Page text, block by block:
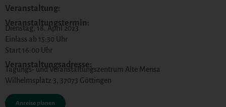
Veranstaltung:
Veranstaltungstermin:
Dienstag, 18. April 2023
Einlass ab 15:30 Uhr
Start 16:00 Uhr
Veranstaltungsadresse:
Tagungs- und Veranstaltungszentrum Alte Mensa
Wilhelmsplatz 3, 37073 Göttingen
Anreise planen